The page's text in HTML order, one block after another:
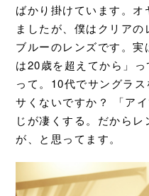
ばかり掛けています。
ましたが、僕はクリア
ブルーのレンズです。
は20歳を超えてから」
って。10代でサングラ
サくないですか？ 「ア
じが凄くする。だから
が、と思ってます。